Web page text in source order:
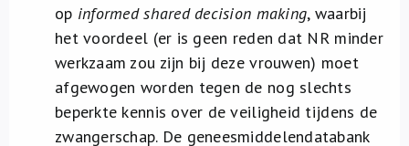
op informed shared decision making, waarbij
het voordeel (er is geen reden dat NR minder
werkzaam zou zijn bij deze vrouwen) moet
afgewogen worden tegen de nog slechts
beperkte kennis over de veiligheid tijdens de
zwangerschap. De geneesmiddelendatabank